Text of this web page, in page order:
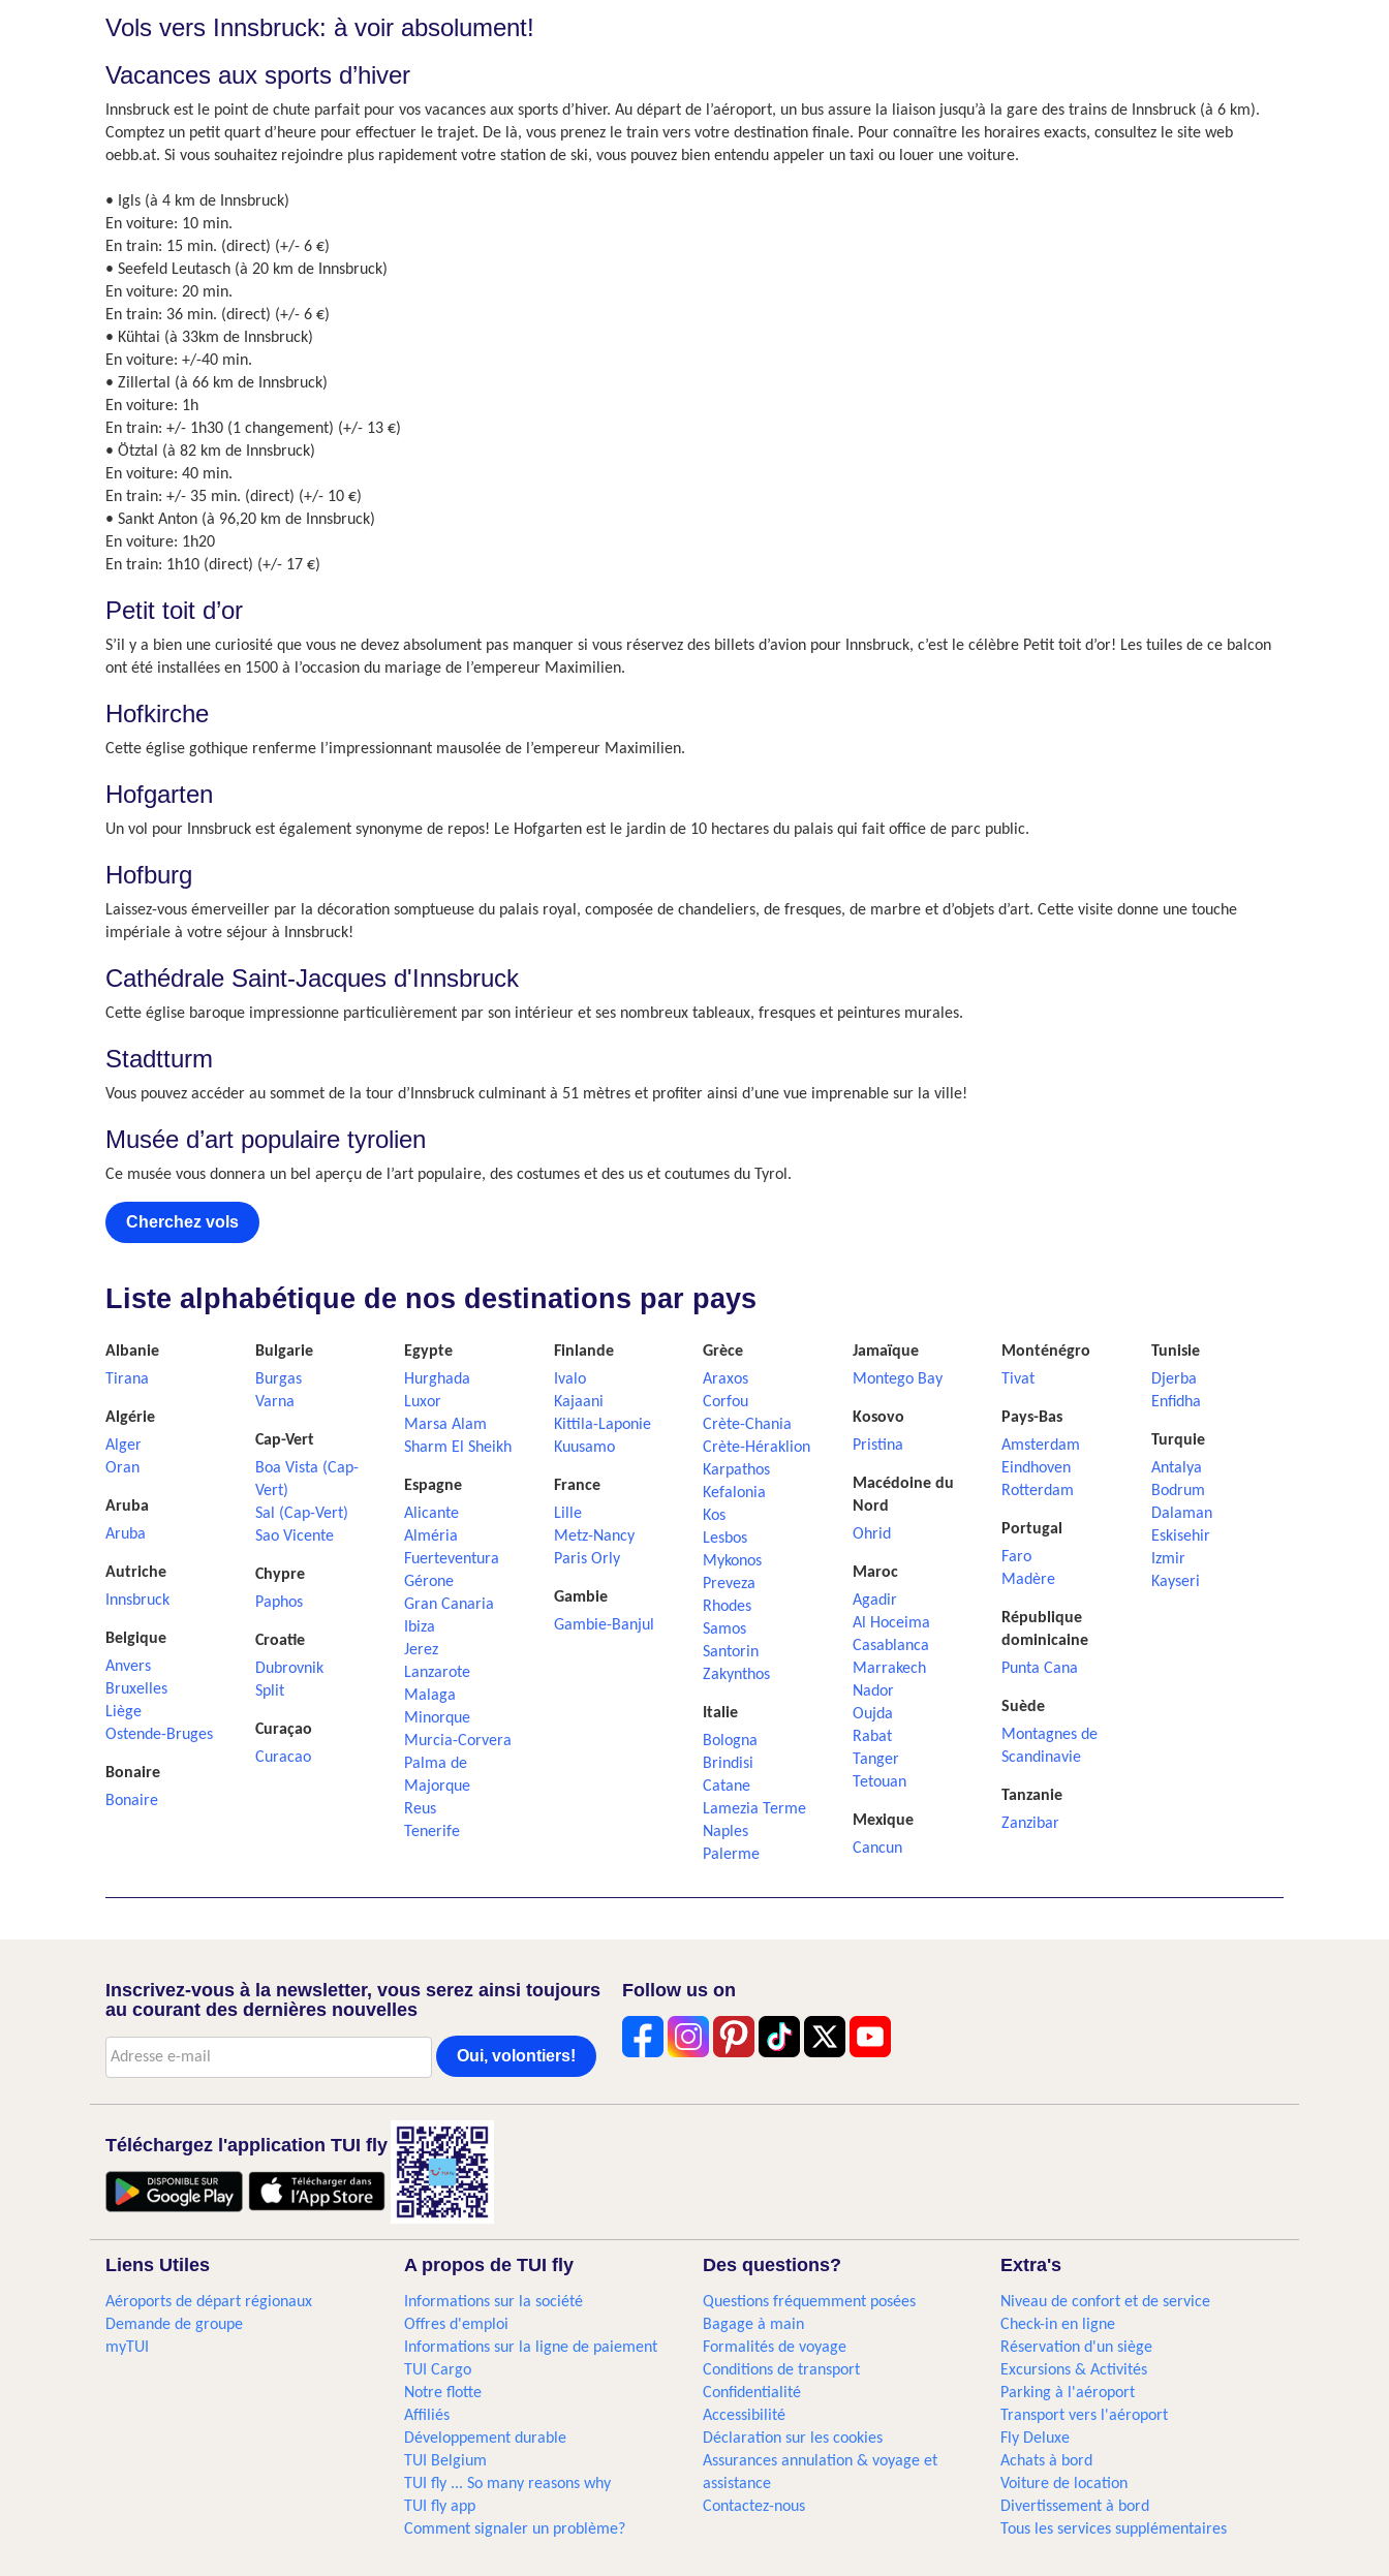
Vols vers Innsbruck: à voir absolument!
Vacances aux sports d’hiver
Innsbruck est le point de chute parfait pour vos vacances aux sports d’hiver. Au départ de l’aéroport, un bus assure la liaison jusqu’à la gare des trains de Innsbruck (à 6 km).
Comptez un petit quart d’heure pour effectuer le trajet. De là, vous prenez le train vers votre destination finale. Pour connaître les horaires exacts, consultez le site web
oebb.at. Si vous souhaitez rejoindre plus rapidement votre station de ski, vous pouvez bien entendu appeler un taxi ou louer une voiture.
• Igls (à 4 km de Innsbruck)
En voiture: 10 min.
En train: 15 min. (direct) (+/- 6 €)
• Seefeld Leutasch (à 20 km de Innsbruck)
En voiture: 20 min.
En train: 36 min. (direct) (+/- 6 €)
• Kühtai (à 33km de Innsbruck)
En voiture: +/-40 min.
• Zillertal (à 66 km de Innsbruck)
En voiture: 1h
En train: +/- 1h30 (1 changement) (+/- 13 €)
• Ötztal (à 82 km de Innsbruck)
En voiture: 40 min.
En train: +/- 35 min. (direct) (+/- 10 €)
• Sankt Anton (à 96,20 km de Innsbruck)
En voiture: 1h20
En train: 1h10 (direct) (+/- 17 €)
Petit toit d’or
S’il y a bien une curiosité que vous ne devez absolument pas manquer si vous réservez des billets d’avion pour Innsbruck, c’est le célèbre Petit toit d’or! Les tuiles de ce balcon
ont été installées en 1500 à l’occasion du mariage de l’empereur Maximilien.
Hofkirche
Cette église gothique renferme l’impressionnant mausolée de l’empereur Maximilien.
Hofgarten
Un vol pour Innsbruck est également synonyme de repos! Le Hofgarten est le jardin de 10 hectares du palais qui fait office de parc public.
Hofburg
Laissez-vous émerveiller par la décoration somptueuse du palais royal, composée de chandeliers, de fresques, de marbre et d’objets d’art. Cette visite donne une touche
impériale à votre séjour à Innsbruck!
Cathédrale Saint-Jacques d'Innsbruck
Cette église baroque impressionne particulièrement par son intérieur et ses nombreux tableaux, fresques et peintures murales.
Stadtturm
Vous pouvez accéder au sommet de la tour d’Innsbruck culminant à 51 mètres et profiter ainsi d’une vue imprenable sur la ville!
Musée d’art populaire tyrolien
Ce musée vous donnera un bel aperçu de l’art populaire, des costumes et des us et coutumes du Tyrol.
Cherchez vols
Liste alphabétique de nos destinations par pays
Albanie
Tirana
Algérie
Alger
Oran
Aruba
Aruba
Autriche
Innsbruck
Belgique
Anvers
Bruxelles
Liège
Ostende-Bruges
Bonaire
Bonaire
Bulgarie
Burgas
Varna
Cap-Vert
Boa Vista (Cap-
Vert)
Sal (Cap-Vert)
Sao Vicente
Chypre
Paphos
Croatie
Dubrovnik
Split
Curaçao
Curacao
Egypte
Hurghada
Luxor
Marsa Alam
Sharm El Sheikh
Espagne
Alicante
Alméria
Fuerteventura
Gérone
Gran Canaria
Ibiza
Jerez
Lanzarote
Malaga
Minorque
Murcia-Corvera
Palma de
Majorque
Reus
Tenerife
Finlande
Ivalo
Kajaani
Kittila-Laponie
Kuusamo
France
Lille
Metz-Nancy
Paris Orly
Gambie
Gambie-Banjul
Grèce
Araxos
Corfou
Crète-Chania
Crète-Héraklion
Karpathos
Kefalonia
Kos
Lesbos
Mykonos
Preveza
Rhodes
Samos
Santorin
Zakynthos
Italie
Bologna
Brindisi
Catane
Lamezia Terme
Naples
Palerme
Jamaïque
Montego Bay
Kosovo
Pristina
Macédoine du
Nord
Ohrid
Maroc
Agadir
Al Hoceima
Casablanca
Marrakech
Nador
Oujda
Rabat
Tanger
Tetouan
Mexique
Cancun
Monténégro
Tivat
Pays-Bas
Amsterdam
Eindhoven
Rotterdam
Portugal
Faro
Madère
République
dominicaine
Punta Cana
Suède
Montagnes de
Scandinavie
Tanzanie
Zanzibar
Tunisie
Djerba
Enfidha
Turquie
Antalya
Bodrum
Dalaman
Eskisehir
Izmir
Kayseri
Inscrivez-vous à la newsletter, vous serez ainsi toujours
au courant des dernières nouvelles
Oui, volontiers!
Follow us on
Téléchargez l'application TUI fly
Liens Utiles
Aéroports de départ régionaux
Demande de groupe
myTUI
A propos de TUI fly
Informations sur la société
Offres d'emploi
Informations sur la ligne de paiement
TUI Cargo
Notre flotte
Affiliés
Développement durable
TUI Belgium
TUI fly ... So many reasons why
TUI fly app
Comment signaler un problème?
Des questions?
Questions fréquemment posées
Bagage à main
Formalités de voyage
Conditions de transport
Confidentialité
Accessibilité
Déclaration sur les cookies
Assurances annulation & voyage et
assistance
Contactez-nous
Extra's
Niveau de confort et de service
Check-in en ligne
Réservation d'un siège
Excursions & Activités​
Parking à l'aéroport
Transport vers l'aéroport
Fly Deluxe
Achats à bord
Voiture de location
Divertissement à bord
Tous les services supplémentaires